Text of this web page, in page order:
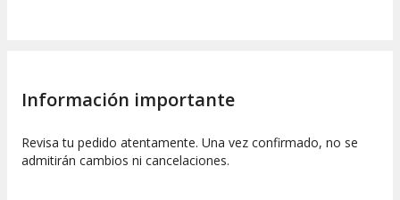
Información importante
Revisa tu pedido atentamente. Una vez confirmado, no se
admitirán cambios ni cancelaciones.